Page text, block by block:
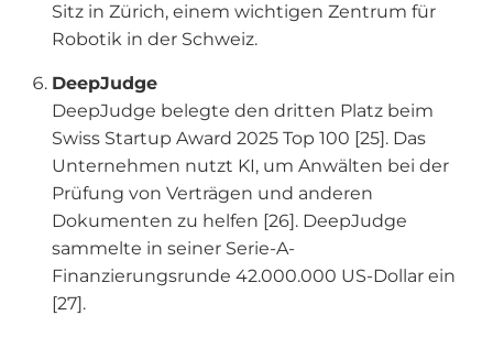
Sitz in Zürich, einem wichtigen Zentrum für
Robotik in der Schweiz.
DeepJudge
DeepJudge belegte den dritten Platz beim
Swiss Startup Award 2025 Top 100 [25]. Das
Unternehmen nutzt KI, um Anwälten bei der
Prüfung von Verträgen und anderen
Dokumenten zu helfen [26]. DeepJudge
sammelte in seiner Serie-A-
Finanzierungsrunde 42.000.000 US-Dollar ein
[27].